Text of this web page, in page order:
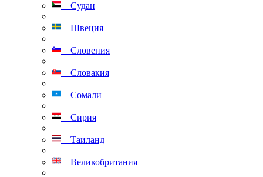
Судан
Швеция
Словения
Словакия
Сомали
Сирия
Таиланд
Великобритания